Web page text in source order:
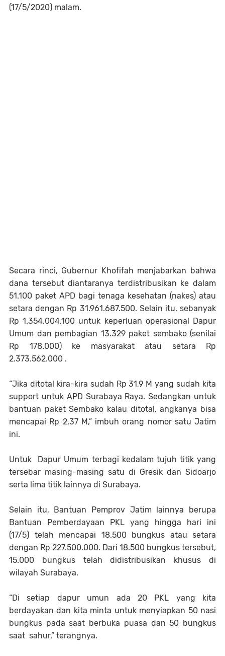
(17/5/2020) malam.
Secara rinci, Gubernur Khofifah menjabarkan bahwa
dana tersebut diantaranya terdistribusikan ke dalam
51.100 paket APD bagi tenaga kesehatan (nakes) atau
setara dengan Rp 31.961.687.500. Selain itu, sebanyak
Rp 1.354.004.100 untuk keperluan operasional Dapur
Umum dan pembagian 13.329 paket sembako (senilai
Rp 178.000) ke masyarakat atau setara Rp
2.373.562.000 .
“Jika ditotal kira-kira sudah Rp 31,9 M yang sudah kita
support untuk APD Surabaya Raya. Sedangkan untuk
bantuan paket Sembako kalau ditotal, angkanya bisa
mencapai Rp 2,37 M,” imbuh orang nomor satu Jatim
ini.
Untuk Dapur Umum terbagi kedalam tujuh titik yang
tersebar masing-masing satu di Gresik dan Sidoarjo
serta lima titik lainnya di Surabaya.
Selain itu, Bantuan Pemprov Jatim lainnya berupa
Bantuan Pemberdayaan PKL yang hingga hari ini
(17/5) telah mencapai 18.500 bungkus atau setara
dengan Rp 227.500.000. Dari 18.500 bungkus tersebut,
15.000 bungkus telah didistribusikan khusus di
wilayah Surabaya.
“Di setiap dapur umun ada 20 PKL yang kita
berdayakan dan kita minta untuk menyiapkan 50 nasi
bungkus pada saat berbuka puasa dan 50 bungkus
saat sahur,” terangnya.